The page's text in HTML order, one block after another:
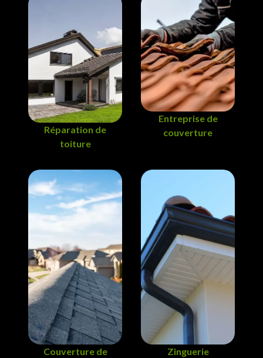
Réparation de
toiture
Entreprise de
couverture
Couverture de
Zinguerie